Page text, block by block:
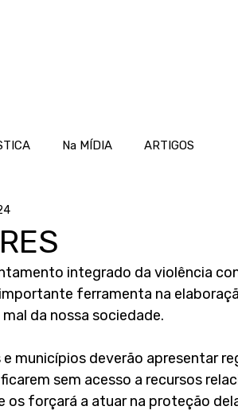
Na MÍDIA ARTIGOS
integrado da violência
ferramenta na
da nossa sociedade.
municípios deverão apresentar
sem acesso a recursos
os forçará a atuar na proteção